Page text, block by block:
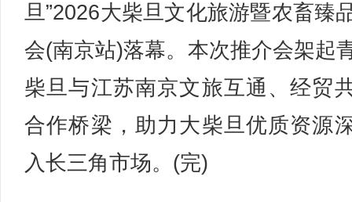
旦”2026大柴旦文化旅游暨农畜臻
会(南京站)落幕。本次推介会架起
柴旦与江苏南京文旅互通、经贸
合作桥梁，助力大柴旦优质资源
入长三角市场。(完)